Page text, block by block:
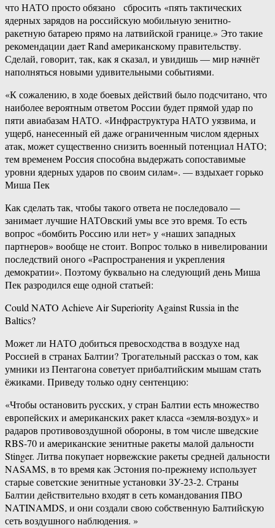
что НАТО просто обязано сбросить «пять тактических
ядерных зарядов на российскую мобильную зенитно-​
ракетную батарею прямо на латвийской границе.» Это такие
рекомендации дает Rand американскому правительству.
Сделай, говорит, так, как я сказал, и увидишь — мир начнёт
наполняться новыми удивительными событиями.
«К сожалению, в ходе боевых действий было подсчитано, что
наиболее вероятным ответом России будет прямой удар по
пяти авиабазам НАТО. «Инфраструктура НАТО уязвима, и
ущерб, нанесенный ей даже ограниченным числом ядерных
атак, может существенно снизить военный потенциал НАТО;
тем временем Россия способна выдержать сопоставимые
уровни ядерных ударов по своим силам». — вздыхает горько
Миша Пек
Как сделать так, чтобы такого ответа не последовало —
занимает лучшие НАТОвский умы все это время. То есть
вопрос «бомбить Россию или нет» у «наших западных
партнеров» вообще не стоит. Вопрос только в нивелировании
последствий оного «Распространения и укрепления
демократии». Поэтому буквально на следующий день Миша
Пек разродился еще одной статьей:
Could NATO Achieve Air Superiority Against Russia in the
Baltics?
Может ли НАТО добиться превосходства в воздухе над
Россией в странах Балтии? Трогательный рассказ о том, как
умники из Пентагона советует прибалтийским мышам стать
ёжиками. Приведу только одну сентенцию:
«Чтобы остановить русских, у стран Балтии есть множество
европейских и американских ракет класса «земля-​воздух» и
радаров противовоздушной обороны, в том числе шведские
RBS-70 и американские зенитные ракеты малой дальности
Stinger. Литва покупает норвежские ракеты средней дальности
NASAMS, в то время как Эстония по-​прежнему использует
старые советские зенитные установки ЗУ-23-2. Страны
Балтии действительно входят в сеть командования ПВО
NATINAMDS, и они создали свою собственную Балтийскую
сеть воздушного наблюдения. »